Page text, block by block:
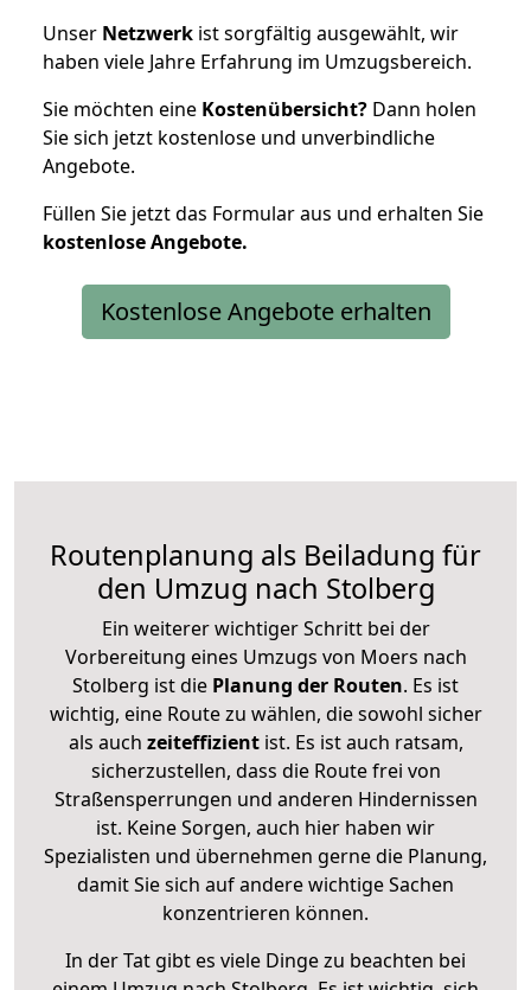
Unser Netzwerk ist sorgfältig ausgewählt, wir
haben viele Jahre Erfahrung im Umzugsbereich.
Sie möchten eine Kostenübersicht? Dann holen
Sie sich jetzt kostenlose und unverbindliche
Angebote.
Füllen Sie jetzt das Formular aus und erhalten Sie
kostenloseAngebote.
Kostenlose Angebote erhalten
Routenplanung als Beiladung für
den Umzug nach Stolberg
Ein weiterer wichtiger Schritt bei der
Vorbereitung eines Umzugs von Moers nach
Stolberg ist die Planung der Routen. Es ist
wichtig, eine Route zu wählen, die sowohl sicher
als auch zeiteffizientist. Es ist auch ratsam,
sicherzustellen, dass die Route frei von
Straßensperrungen und anderen Hindernissen
ist. Keine Sorgen, auch hier haben wir
Spezialisten und übernehmen gerne die Planung,
damit Sie sich auf andere wichtige Sachen
konzentrieren können.
In der Tat gibt es viele Dinge zu beachten bei